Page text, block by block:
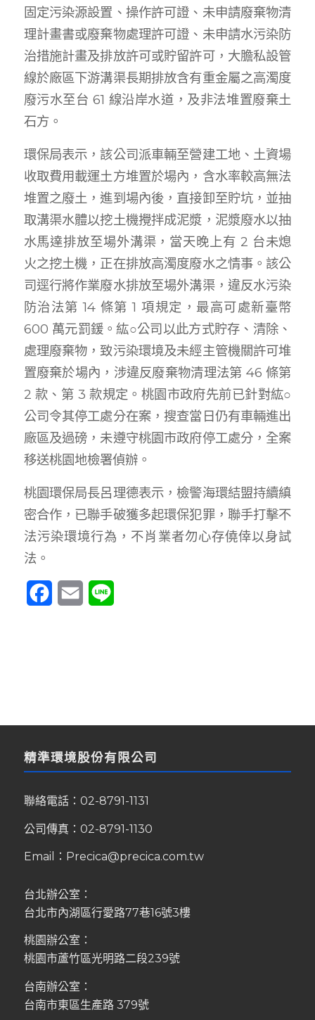
固定污染源設置、操作許可證、未申請廢棄物清
理計畫書或廢棄物處理許可證、未申請水污染防
治措施計畫及排放許可或貯留許可，大膽私設管
線於廠區下游溝渠長期排放含有重金屬之高濁度
廢污水至台 61 線沿岸水道，及非法堆置廢棄土
石方。
環保局表示，該公司派車輛至營建工地、土資場
收取費用載運土方堆置於場內，含水率較高無法
堆置之廢土，進到場內後，直接卸至貯坑，並抽
取溝渠水體以挖土機攪拌成泥漿，泥漿廢水以抽
水馬達排放至場外溝渠，當天晚上有 2 台未熄
火之挖土機，正在排放高濁度廢水之情事。該公
司逕行將作業廢水排放至場外溝渠，違反水污染
防治法第 14 條第 1 項規定，最高可處新臺幣
600 萬元罰鍰。紘○公司以此方式貯存、清除、
處理廢棄物，致污染環境及未經主管機關許可堆
置廢棄於場內，涉違反廢棄物清理法第 46 條第
2 款、第 3 款規定。桃園市政府先前已針對紘○
公司令其停工處分在案，搜查當日仍有車輛進出
廠區及過磅，未遵守桃園市政府停工處分，全案
移送桃園地檢署偵辦。
桃園環保局長呂理德表示，檢警海環結盟持續縝
密合作，已聯手破獲多起環保犯罪，聯手打擊不
法污染環境行為，不肖業者勿心存僥倖以身試
法。
Facebook
Email
精準環境股份有限公司
聯絡電話： 02-8791-1131
公司傳真：02-8791-1130
Email： Precica@precica.com.tw
台北辦公室：
台北市內湖區行愛路77巷16號3樓
桃園辦公室：
桃園市蘆竹區光明路二段239號
台南辦公室：
台南市東區生產路 379號